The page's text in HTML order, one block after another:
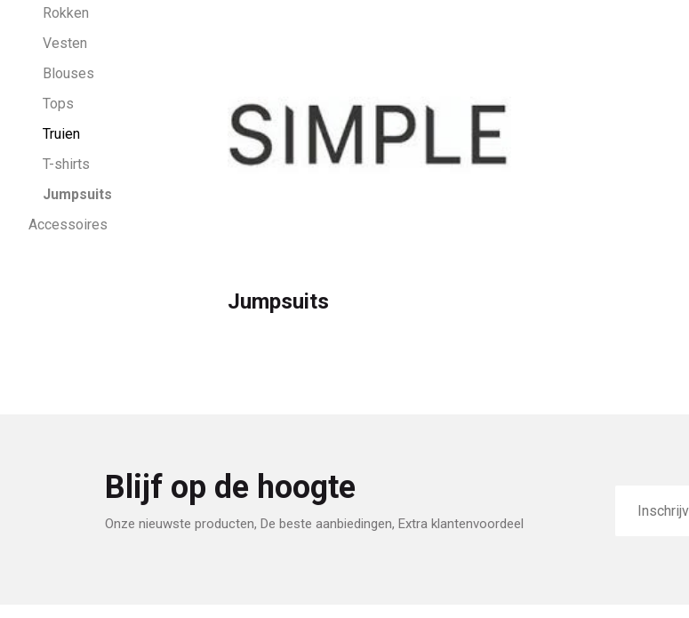
Woman
Rokken
Vesten
Blouses
Tops
Truien
T-shirts
Jumpsuits
Accessoires
Jumpsuits
Blijf op de hoogte
Onze nieuwste producten, De beste aanbiedingen, Extra klantenvoordeel
mailadres